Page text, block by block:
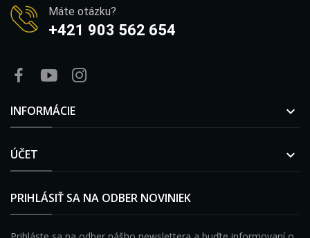
Máte otázku?
+421 903 562 654
INFORMÁCIE 
ÚČET 
PRIHLÁSIŤ SA NA ODBER NOVINIEK